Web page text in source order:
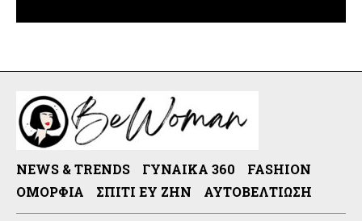
NEWS & TRENDS ΓΥΝΑΊΚΑ 360
FASHION
ΟΜΟΡΦΙΆ
ΣΠΊΤΙ ΕΥ ΖΗΝ ΑΥΤΟΒΕΛΤΊΩΣΗ